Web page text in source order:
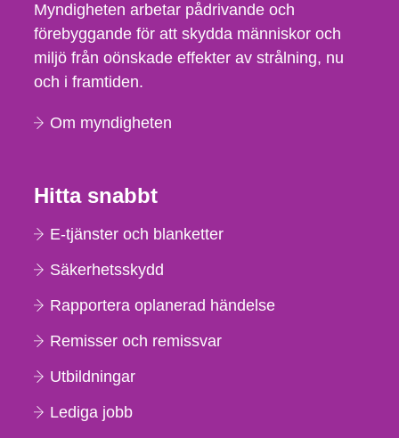
Myndigheten arbetar pådrivande och
förebyggande för att skydda människor och
miljö från oönskade effekter av strålning, nu
och i framtiden.
Om myndigheten
Hitta snabbt
E-tjänster och blanketter
Säkerhetsskydd
Rapportera oplanerad händelse
Remisser och remissvar
Utbildningar
Lediga jobb